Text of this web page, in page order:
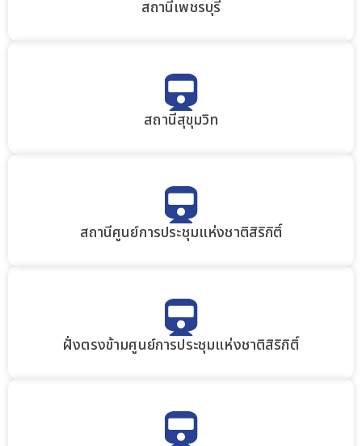
สถานีเพชรบุรี
สถานีสุขุมวิท
สถานีศูนย์การประชุมแห่งชาติสิริกิติ์
ฝั่งตรงข้ามศูนย์การประชุมแห่งชาติสิริกิติ์